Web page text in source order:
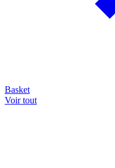
Basket
Voir tout